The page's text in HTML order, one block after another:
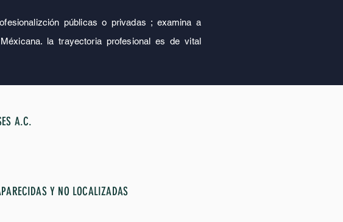
públicas o privadas ; examina a
la trayectoria profesional es de vital
A.C.
Y NO LOCALIZADAS